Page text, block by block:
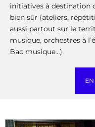
initiatives à destination
bien sûr (ateliers,
aussi partout sur le
musique, orchestres à
Bac musique…).